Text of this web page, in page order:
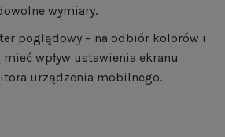
wymiary.
poglądowy – na odbiór kolorów i
wpływ ustawienia ekranu
urządzenia mobilnego.